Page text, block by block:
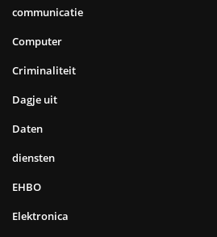
communicatie
Computer
Criminaliteit
Dagje uit
Daten
diensten
EHBO
Elektronica